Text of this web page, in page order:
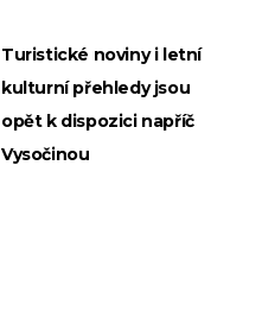
Turistické noviny i letní
kulturní přehledy jsou
opět k dispozici napříč
Vysočinou